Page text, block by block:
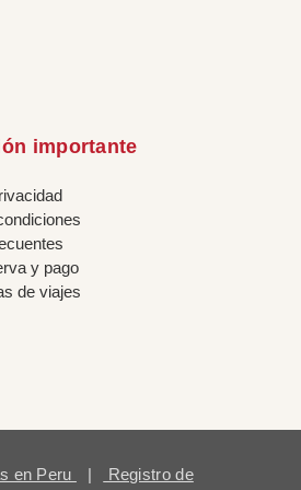
importante
y pago
de viajes
en Peru | Registro de